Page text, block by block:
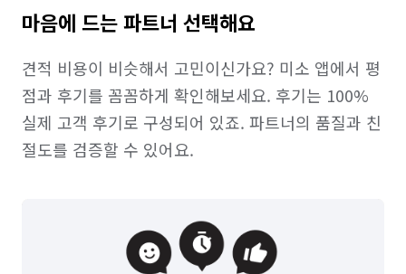
마음에 드는 파트너 선택해요
견적 비용이 비슷해서 고민이신가요? 미소 앱에서 평
점과 후기를 꼼꼼하게 확인해보세요. 후기는 100%
실제 고객 후기로 구성되어 있죠. 파트너의 품질과 친
절도를 검증할 수 있어요.